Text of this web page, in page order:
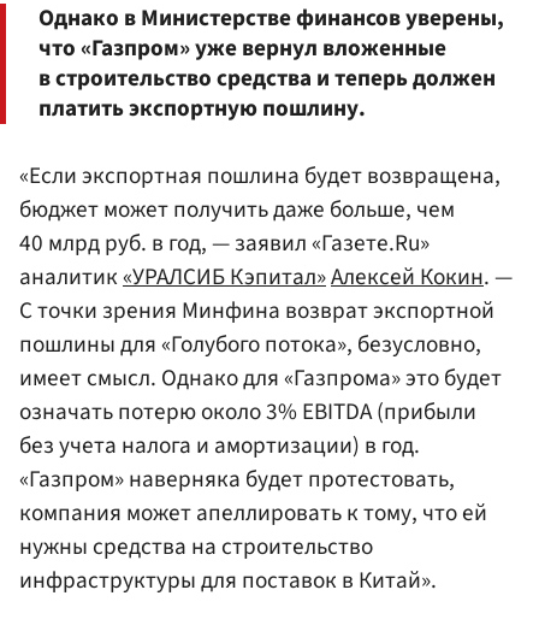
Однако в Министерстве финансов уверены,
что «Газпром» уже вернул вложенные
в строительство средства и теперь должен
платить экспортную пошлину.
«Если экспортная пошлина будет возвращена,
бюджет может получить даже больше, чем
40 млрд руб. в год, — заявил «Газете.Ru»
аналитик«УРАЛСИБ Кэпитал»Алексей Кокин. —
С точки зрения Минфина возврат экспортной
пошлины для «Голубого потока», безусловно,
имеет смысл. Однако для «Газпрома» это будет
означать потерю около 3% EBITDA (прибыли
без учета налога и амортизации) в год.
«Газпром» наверняка будет протестовать,
компания может апеллировать к тому, что ей
нужны средства на строительство
инфраструктуры для поставок в Китай».